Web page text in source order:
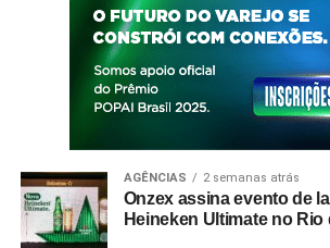
AGÊNCIAS 2 semanas atrás
Onzex assina evento de
Heineken Ultimate no Rio